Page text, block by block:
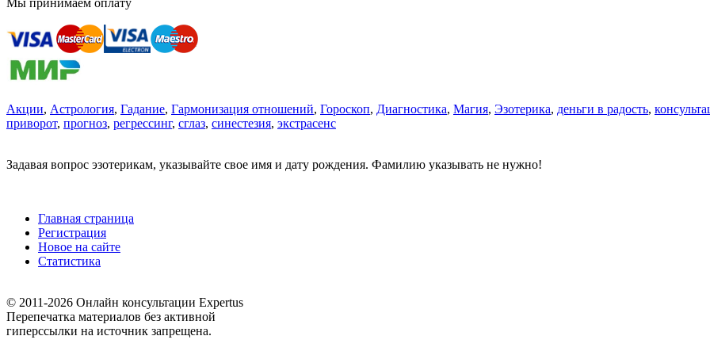
Мы принимаем оплату
Акции, Астрология, Гадание, Гармонизация отношений, Гороскоп, Диагностика, Магия, Эзотерика, деньги в радость,
приворот, прогноз, регрессинг, сглаз, синестезия, экстрасенс
Задавая вопрос эзотерикам, указывайте свое имя и дату рождения. Фамилию указывать не нужно!
Главная страница
Регистрация
Новое на сайте
Статистика
© 2011-2026 Онлайн консультации Expertus
Перепечатка материалов без активной
гиперссылки на источник запрещена.